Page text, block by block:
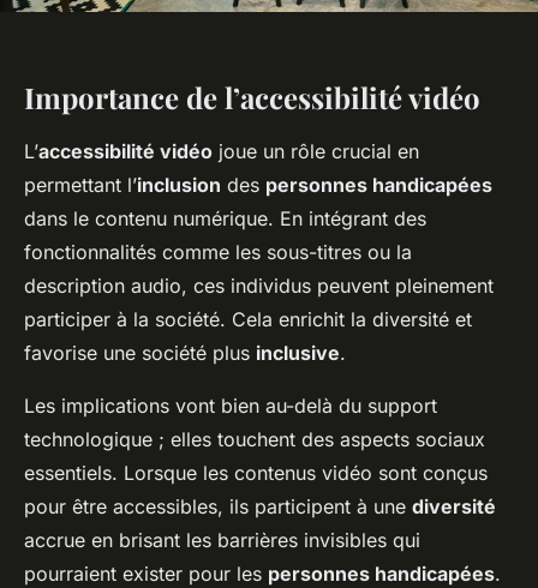
Importance de l’accessibilité vidéo
L’accessibilité vidéo joue un rôle crucial en
permettant l’inclusion des personnes handicapées
dans le contenu numérique. En intégrant des
fonctionnalités comme les sous-titres ou la
description audio, ces individus peuvent pleinement
participer à la société. Cela enrichit la diversité et
favorise une société plus inclusive.
Les implications vont bien au-delà du support
technologique ; elles touchent des aspects sociaux
essentiels. Lorsque les contenus vidéo sont conçus
pour être accessibles, ils participent à une diversité
accrue en brisant les barrières invisibles qui
pourraient exister pour les personnes handicapées.